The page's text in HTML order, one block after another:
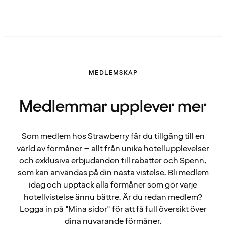
MEDLEMSKAP
Medlemmar upplever mer
Som medlem hos Strawberry får du tillgång till en
värld av förmåner – allt från unika hotellupplevelser
och exklusiva erbjudanden till rabatter och Spenn,
som kan användas på din nästa vistelse. Bli medlem
idag och upptäck alla förmåner som gör varje
hotellvistelse ännu bättre. Är du redan medlem?
Logga in på "Mina sidor" för att få full översikt över
dina nuvarande förmåner.